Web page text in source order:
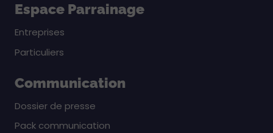
Espace Parrainage
Entreprises
Particuliers
Communication
Dossier de presse
Pack communication